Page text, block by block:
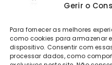
Gerir o
Para fornecer as melhores
como cookies para armazenar
dispositivo. Consentir com
processar dados, como
Os preços indicados incluem